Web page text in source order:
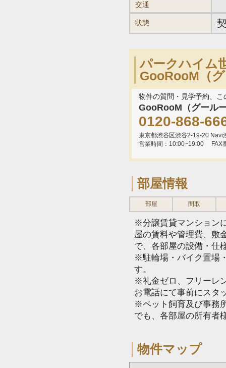
交通
状態
パークハイム
GooRooM（
物件の質問・見学予約、
GooRooM（グール
0120-868-
東京都渋谷区渋谷2-19-20 Navi
営業時間：10:00~19:00
FAX
部屋情報
部屋 間取
※分譲賃貸マンション
屋の賃料や管理費、敷
で、各部屋の設備・仕
※駐輪場・バイク置場
す。
※礼金ゼロ、フリーレ
お電話にて事前にスタ
※ペット飼育及び事務
でも、各部屋の所有者
物件マップ